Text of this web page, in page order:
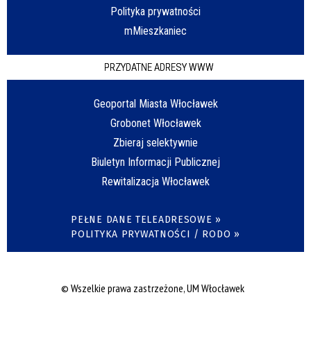
Polityka prywatności
mMieszkaniec
PRZYDATNE ADRESY WWW
Geoportal Miasta Włocławek
Grobonet Włocławek
Zbieraj selektywnie
Biuletyn Informacji Publicznej
Rewitalizacja Włocławek
PEŁNE DANE TELEADRESOWE »
POLITYKA PRYWATNOŚCI / RODO »
© Wszelkie prawa zastrzeżone, UM Włocławek